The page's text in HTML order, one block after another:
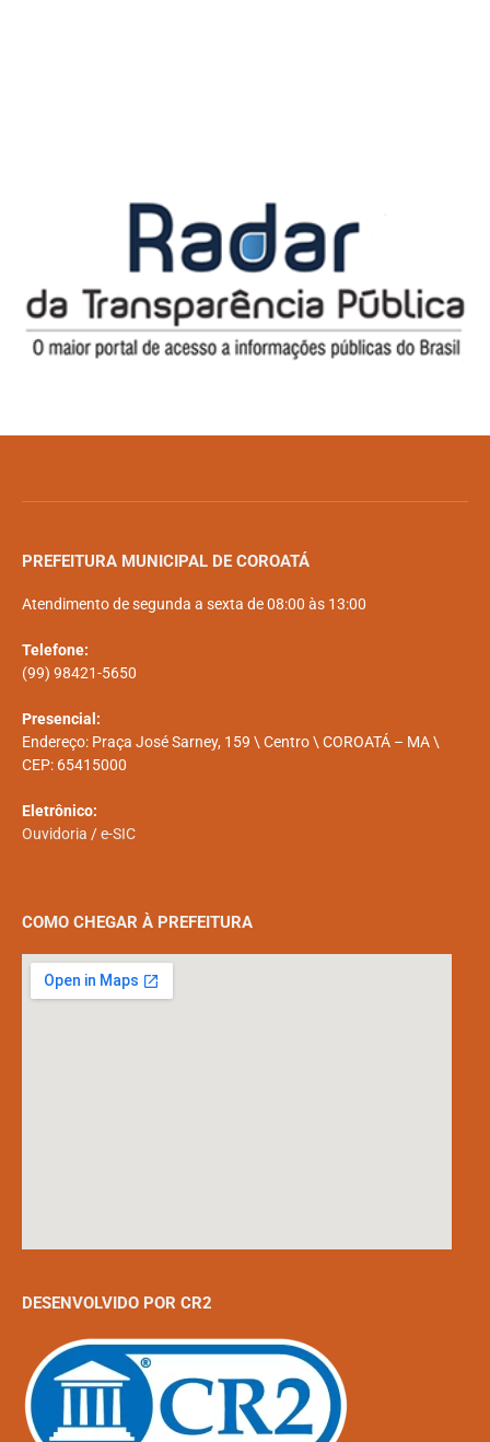
PREFEITURA MUNICIPAL DE COROATÁ
Atendimento de segunda a sexta de 08:00 às 13:00
Telefone:
(99) 98421-5650
Presencial:
Endereço: Praça José Sarney, 159 \ Centro \ COROATÁ – MA \
CEP: 65415000
Eletrônico:
Ouvidoria /e-SIC
COMO CHEGAR À PREFEITURA
DESENVOLVIDO POR CR2